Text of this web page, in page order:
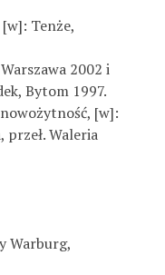
Tenże,
2002 i
Bytom 1997.
[w]:
Waleria
Warburg,